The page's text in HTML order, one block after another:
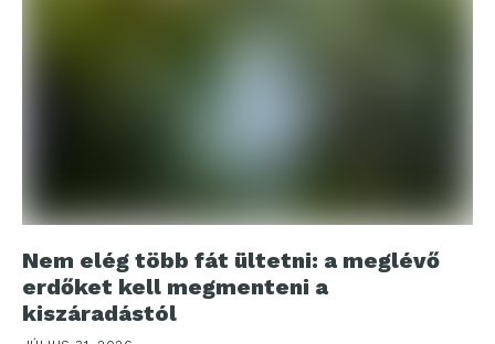
Nem elég több fát ültetni: a meglévő
erdőket kell megmenteni a
kiszáradástól